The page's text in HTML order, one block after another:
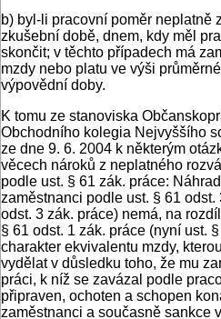
b) byl-li pracovní poměr neplatně
zkušební době, dnem, kdy měl
skončit; v těchto případech má
mzdy nebo platu ve výši
výpovědní doby.
K tomu ze stanoviska
Obchodního kolegia Nejvyššího
ze dne 9. 6. 2004 k některým
věcech nároků z neplatného
podle ust. § 61 zák. práce:
zaměstnanci podle ust. § 61
odst. 3 zák. práce) nemá, na
§ 61 odst. 1 zák. práce (nyní ust.
charakter ekvivalentu mzdy,
vydělat v důsledku toho, že mu
práci, k níž se zavázal podle
připraven, ochoten a schopen
zaměstnanci a současně sankce